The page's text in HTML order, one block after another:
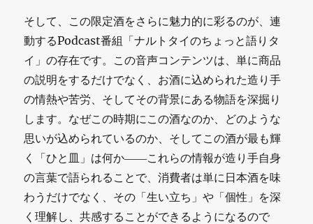
そして、この限定酒をさらに魅力的に彩るのが、連
動するPodcast番組「ナルトタイのちょっと語りタ
イ」の存在です。この音声コンテンツは、単に商品
の説明をするだけでなく、お酒に込められた造り手
の情熱や苦労、そしてその背景にある物語を深掘り
します。なぜこの時期にこの酒なのか、どのような
思いが込められているのか、そしてこの酒が最も輝
く「ひと皿」は何か――これらの情報が造り手自身
の言葉で語られることで、消費者は単に日本酒を味
わうだけでなく、その「生い立ち」や「個性」を深
く理解し、共感することができるようになるので